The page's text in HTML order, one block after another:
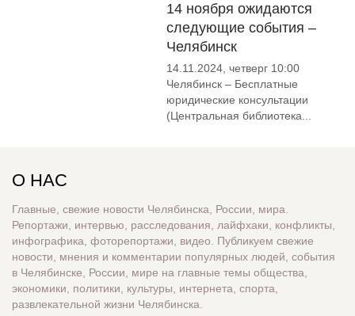
14 ноября ожидаются
следующие события –
Челябинск
14.11.2024, четверг 10:00
Челябинск – Бесплатные
юридические консультации
(Центральная библиотека...
О НАС
Главные, свежие новости Челябинска, России, мира.
Репортажи, интервью, расследования, лайфхаки, конфликты,
инфографика, фоторепортажи, видео. Публикуем свежие
новости, мнения и комментарии популярных людей, события
в Челябинске, России, мире на главные темы общества,
экономики, политики, культуры, интернета, спорта,
развлекательной жизни Челябинска.